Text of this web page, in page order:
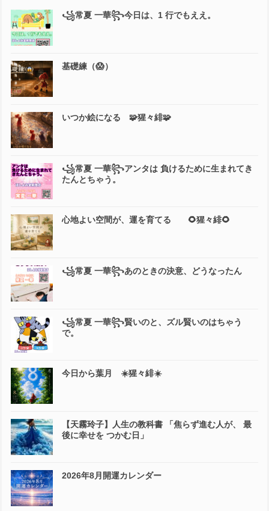
꧁常夏 一華꧂今日は、1 行でもええ。
基礎練（😱）
いつか絵になる 🧩猩々緋🧩
꧁常夏 一華꧂アンタは 負けるために生まれてき
たんとちゃう。
心地よい空間が、運を育てる 🌻猩々緋🌻
꧁常夏 一華꧂あのときの決意、どうなったん
꧁常夏 一華꧂賢いのと、ズル賢いのはちゃう
で。
今日から葉月 ☀️猩々緋☀️
【天霧玲子】人生の教科書 「焦らず進む人が、 最
後に幸せを つかむ日」
2026年8月開運カレンダー